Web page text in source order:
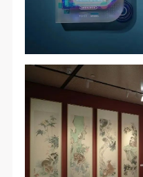
（3）、使用地域范围
适用地域范围包括国内和
使用肖像的媒介限于不
（如杂志、网络等）。
三、肖像权使用期限
永久使用。
四、许可使用费用
带有甲方肖像作品的拍
乙方于拍摄完带有甲方
（3）、使用地域范围
适用地域范围包括国内和
使用肖像的媒介限于不
（如杂志、网络等）。
三、肖像权使用期限
永久使用。
四、许可使用费用
带有甲方肖像作品的拍
乙方于拍摄完带有甲方
（3）、使用地域范围
适用地域范围包括国内和
使用肖像的媒介限于不
（如杂志、网络等）。
三、肖像权使用期限
永久使用。
四、许可使用费用
带有甲方肖像作品的拍
乙方于拍摄完带有甲方